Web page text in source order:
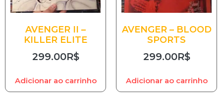
AVENGER II –
KILLER ELITE
299.00R$
Adicionar ao carrinho
AVENGER – BLOOD
SPORTS
299.00R$
Adicionar ao carrinho